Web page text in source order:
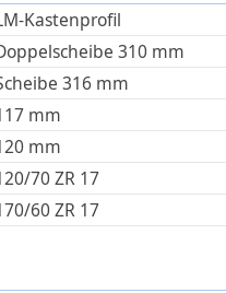
Kastenprofil
310 mm
316 mm
mm
mm
70 ZR 17
60 ZR 17